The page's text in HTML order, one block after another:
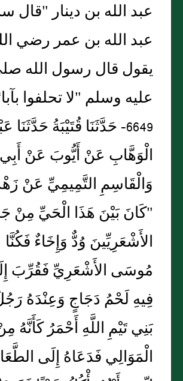
عبد الله بن دينار
عبد الله بن عمر رضي
يقول قال رسول الله
عليه وسلم "لا تحلفوا
6649- حَدَّثَنَا قُتَيْبَةُ حَدَّثَنَا
الْوَهَّابِ عَنْ أَيُّوبَ عَنْ أَبِي
وَالْقَاسِمِ التَّمِيمِيِّ عَنْ
"كَانَ بَيْنَ هَذَا الْحَيِّ مِنْ
الأَشْعَرِيِّينَ وُدٌّ وَإِخَاءٌ
مُوسَى الأَشْعَرِيِّ فَقُرِّبَ
فِيهِ لَحْمُ دَجَاجٍ وَعِنْدَهُ
بَنِي تَيْمِ اللَّهِ أَحْمَرُ كَأَنَّهُ
الْمَوَالِي فَدَعَاهُ إِلَى